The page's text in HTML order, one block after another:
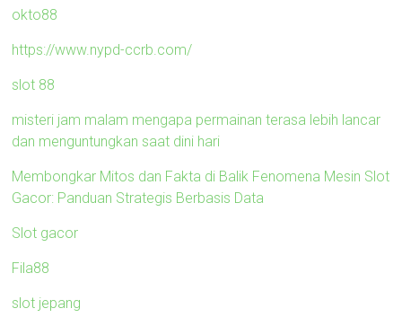
okto88
https://www.nypd-ccrb.com/
slot 88
misteri jam malam mengapa permainan terasa lebih lancar
dan menguntungkan saat dini hari
Membongkar Mitos dan Fakta di Balik Fenomena Mesin Slot
Gacor: Panduan Strategis Berbasis Data
Slot gacor
Fila88
slot jepang